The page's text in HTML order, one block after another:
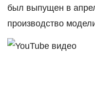
был выпущен в
производство